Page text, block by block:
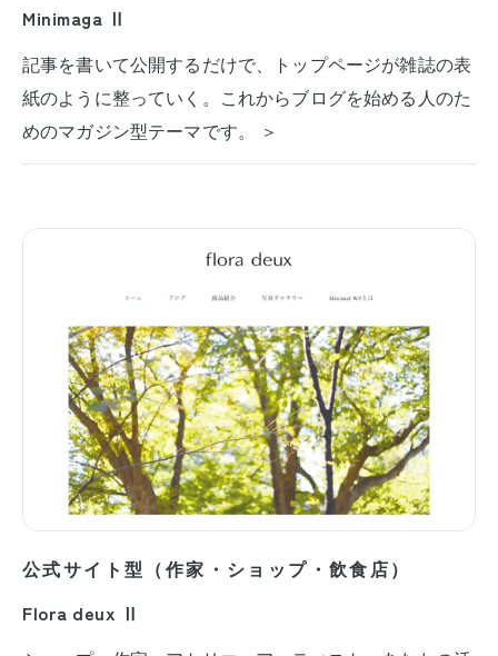
Minimaga Ⅱ
記事を書いて公開するだけで、トップページが雑誌の表
紙のように整っていく。これからブログを始める人のた
めのマガジン型テーマです。 ＞
公式サイト型（作家・ショップ・飲食店）
Flora deux Ⅱ